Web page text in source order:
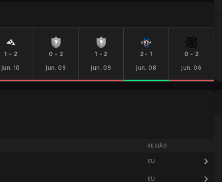
1 - 2
jun. 10
0 - 2
jun. 09
1 - 2
jun. 09
2 -1
jun. 08
0 - 2
jun. 06
REGIÃO
EU
EU